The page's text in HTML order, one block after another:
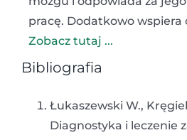
pracę. Dodatkowo wspiera
Zobacz tutaj ...
Bibliografia
Łukaszewski W.,
Diagnostyka i leczenie